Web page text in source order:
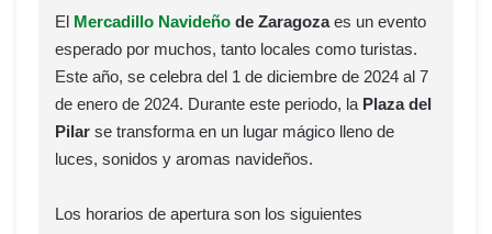
El Mercadillo Navideño de Zaragozaes un evento
esperado por muchos, tanto locales como turistas.
Este año, se celebra del 1 de diciembre de 2024 al 7
de enero de 2024. Durante este periodo, la Plaza del
Pilar se transforma en un lugar mágico lleno de
luces, sonidos y aromas navideños.
Los horarios de apertura son los siguientes